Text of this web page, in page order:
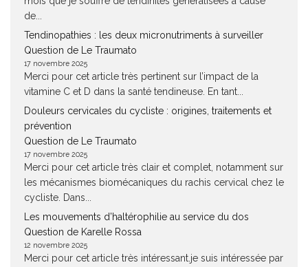
de...
Tendinopathies : les deux micronutriments à surveiller
Question de Le Traumato
17 novembre 2025
Merci pour cet article très pertinent sur l’impact de la
vitamine C et D dans la santé tendineuse. En tant...
Douleurs cervicales du cycliste : origines, traitements et
prévention
Question de Le Traumato
17 novembre 2025
Merci pour cet article très clair et complet, notamment sur
les mécanismes biomécaniques du rachis cervical chez le
cycliste. Dans...
Les mouvements d’haltérophilie au service du dos
Question de Karelle Rossa
12 novembre 2025
Merci pour cet article très intéressant.je suis intéressée par